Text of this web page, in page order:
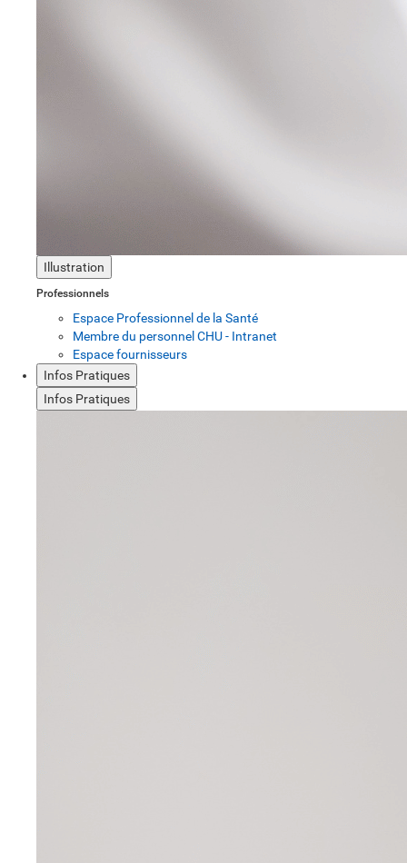
Illustration
Professionnels
Espace Professionnel de la Santé
Membre du personnel CHU - Intranet
Espace fournisseurs
Infos Pratiques
Infos Pratiques